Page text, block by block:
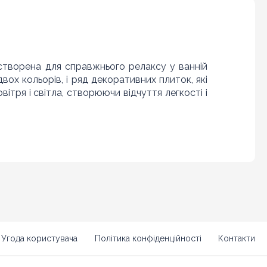
для справжнього релаксу у ванній
кольорів, і ряд декоративних плиток, які
і світла, створюючи відчуття легкості і
, Суми, Охтирка, Шостка, Ромни,
Чернігів Полтава
Угода користувача Політика конфіденційності Контакти